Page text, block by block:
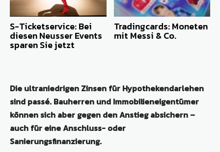
Die ultraniedrigen Zinsen für Hypothekendarlehen
sind passé. Bauherren und Immobilieneigentümer
können sich aber gegen den Anstieg absichern –
auch für eine Anschluss- oder
Sanierungsfinanzierung.
S-Ticketservice: Bei
diesen Neusser Events
sparen Sie jetzt
Tradingcards: Moneten
mit Messi & Co.